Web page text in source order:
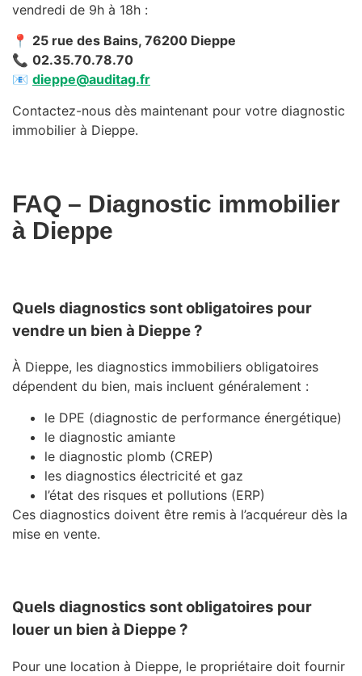
vendredi de 9h à 18h :
📍 25 rue des Bains, 76200 Dieppe
📞 02.35.70.78.70
📧 dieppe@auditag.fr
Contactez-nous dès maintenant pour votre diagnostic
immobilier à Dieppe.
FAQ – Diagnostic immobilier
à Dieppe
Quels diagnostics sont obligatoires pour
vendre un bien à Dieppe ?
À Dieppe, les diagnostics immobiliers obligatoires
dépendent du bien, mais incluent généralement :
le DPE (diagnostic de performance énergétique)
le diagnostic amiante
le diagnostic plomb (CREP)
les diagnostics électricité et gaz
l’état des risques et pollutions (ERP)
Ces diagnostics doivent être remis à l’acquéreur dès la
mise en vente.
Quels diagnostics sont obligatoires pour
louer un bien à Dieppe ?
Pour une location à Dieppe, le propriétaire doit fournir